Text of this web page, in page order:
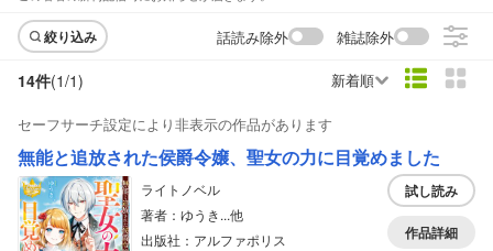
絞り込み 話読み除外 雑誌除外
14件(1/1) 新着順
セーフサーチ設定により非表示の作品があります
無能と追放された侯爵令嬢、聖女の力に目覚めました
ライトノベル
著者：ゆうき...他
出版社：アルファポリス
試し読み
作品詳細